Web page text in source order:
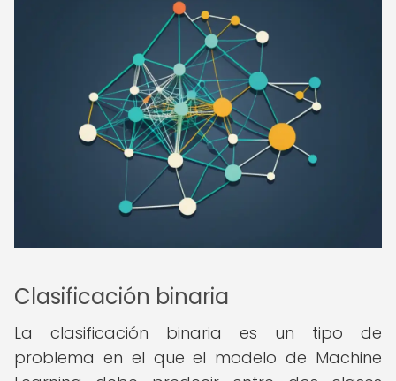
Clasificación binaria
La clasificación binaria es un tipo de
problema en el que el modelo de Machine